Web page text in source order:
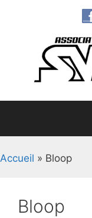
Accueil » Bloop
Bloop